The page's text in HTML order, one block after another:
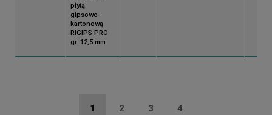
płytą
gipsowo-
kartonową
RIGIPS PRO
gr. 12,5 mm
StronicowanieBieżąca
1 Strona
2 Strona
3 Strona
4